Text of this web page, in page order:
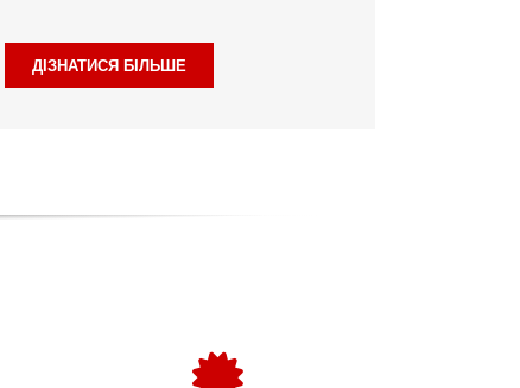
ДІЗНАТИСЯ БІЛЬШЕ